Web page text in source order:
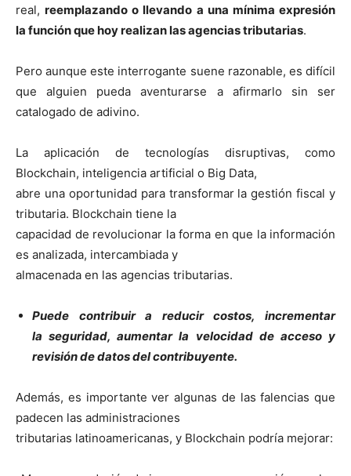
real,reemplazando o llevando a una mínima expresión
la función que hoy realizan las agenciastributarias.
Pero aunque este interrogante suene razonable, es difícil
que alguien pueda aventurarse a afirmarlo sin ser
catalogado de adivino.
La aplicación de tecnologías disruptivas, como
Blockchain, inteligencia artificial o Big Data,
abre una oportunidad para transformar la gestión fiscal y
tributaria. Blockchain tiene la
capacidad de revolucionar la forma en que la información
es analizada, intercambiada y
almacenada en las agencias tributarias.
Puede contribuir a reducir costos, incrementar
laseguridad, aumentar la velocidad de acceso y
revisión de datos del contribuyente.
Además, es importante ver algunas de las falencias que
padecen las administraciones
tributarias latinoamericanas, y Blockchain podría mejorar: